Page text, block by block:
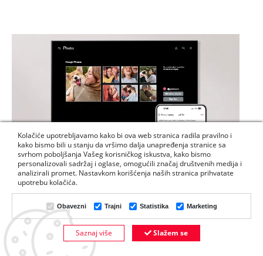
DODAJTE U KORPU
Lako pristupite Google slikama i
prikažite svoje uspomene
Bez po muke povežite nalog Google slika s TV uređajem pomoću
telefona. Lako personalizujte prostor pomoću sadržaja iz fototeke.
Kolačiće upotrebljavamo kako bi ova web stranica radila pravilno i
kako bismo bili u stanju da vršimo dalja unapređenja stranice sa
svrhom poboljšanja Vašeg korisničkog iskustva, kako bismo
personalizovali sadržaj i oglase, omogućili značaj društvenih medija i
analizirali promet. Nastavkom korišćenja naših stranica prihvatate
upotrebu kolačića.
Obavezni Trajni Statistika Marketing
Saznaj više Slažem se